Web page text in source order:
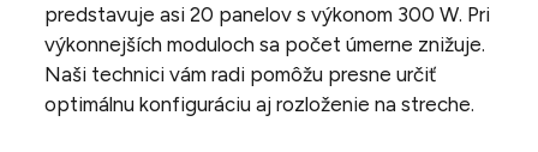
predstavuje asi 20 panelov s výkonom 300 W. Pri
výkonnejších moduloch sa počet úmerne znižuje.
Naši technici vám radi pomôžu presne určiť
optimálnu konfiguráciu aj rozloženie na streche.